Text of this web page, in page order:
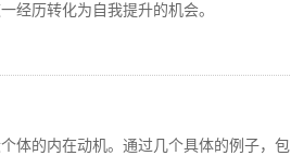
经历转化为自我提升的机会。
体的内在动机。通过几个具体的例子，包